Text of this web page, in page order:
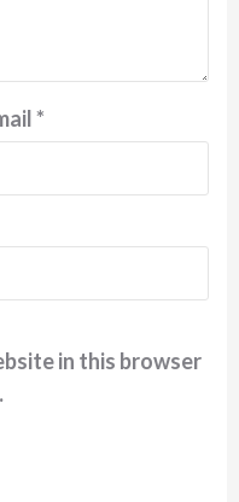
*
in this browser